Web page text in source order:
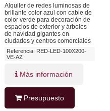
Alquiler de redes luminosas de
brillante color azul con cable de
color verde para decoración de
espacios de exterior y árboles
de navidad gigantes en
ciudades y centros comerciales
Referencia: RED-LED-100X200-
VE-AZ
Más información
Presupuesto